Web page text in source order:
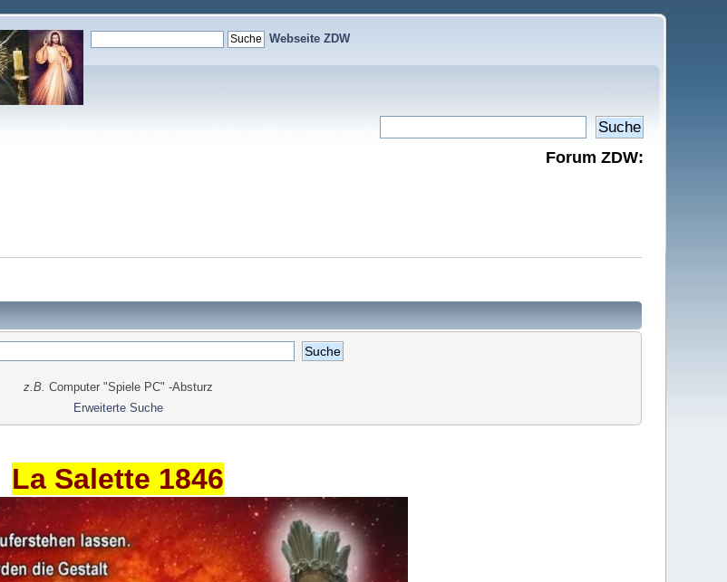
Webseite ZDW
Forum ZDW:
z.B. Computer "Spiele PC" -Absturz
Erweiterte Suche
La Salette 1846